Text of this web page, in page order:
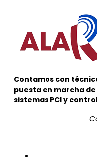
Contamos con
puesta en marcha
sistemas PCI y